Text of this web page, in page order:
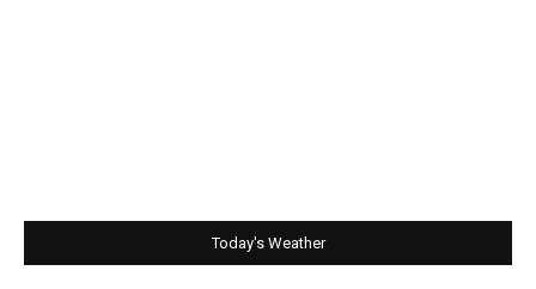
Today's Weather